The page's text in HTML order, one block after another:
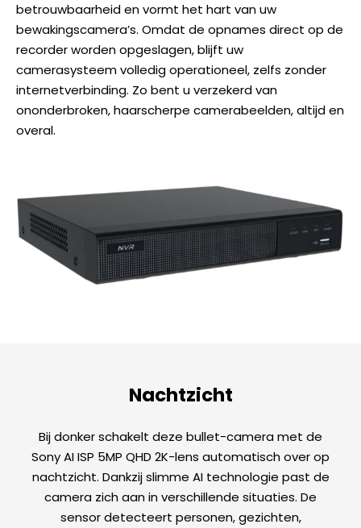
betrouwbaarheid en vormt het hart van uw
bewakingscamera’s. Omdat de opnames direct op de
recorder worden opgeslagen, blijft uw
camerasysteem volledig operationeel, zelfs zonder
internetverbinding. Zo bent u verzekerd van
ononderbroken, haarscherpe camerabeelden, altijd en
overal.
Nachtzicht
Bij donker schakelt deze bullet-camera met de
Sony AI ISP 5MP QHD 2K-lens automatisch over op
nachtzicht. Dankzij slimme AI technologie past de
camera zich aan in verschillende situaties. De
sensor detecteert personen, gezichten,